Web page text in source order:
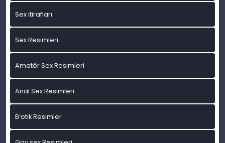
Sex itirafları
Sex Resimleri
Amatör Sex Resimleri
Anal Sex Resimleri
Erotik Resimler